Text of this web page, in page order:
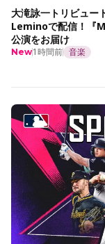
大滝詠一トリビュー
Leminoで配信！『
公演をお届け
New1時間前 音楽